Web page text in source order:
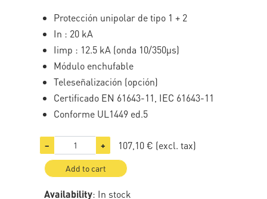
Protección unipolar de tipo 1 + 2
In : 20 kA
Iimp : 12.5 kA (onda 10/350µs)
Módulo enchufable
Teleseñalización (opción)
Certificado EN 61643-11, IEC 61643-11
Conforme UL1449 ed.5
− + 107,10 € (excl. tax)
Add to cart
Availability: In stock